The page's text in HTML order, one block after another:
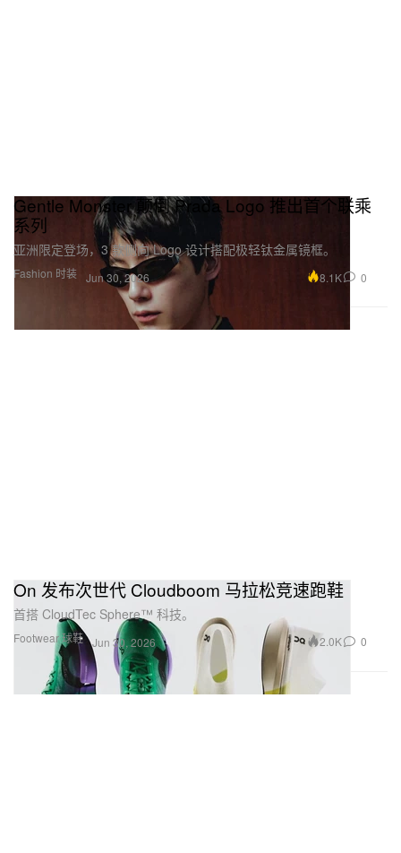
Fashion 时装
Gentle Monster 颠倒 Prada Logo 推出首个联乘
系列
亚洲限定登场，3 款侧向 Logo 设计搭配极轻钛金属镜框。
Jun 30, 2026 8.1K 0
Footwear 球鞋
On 发布次世代 Cloudboom 马拉松竞速跑鞋
首搭 CloudTec Sphere™ 科技。
Jun 30, 2026 2.0K 0